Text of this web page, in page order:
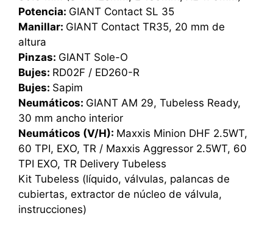
Potencia: GIANT Contact SL 35
Manillar: GIANT Contact TR35, 20 mm de
altura
Pinzas: GIANT Sole-O
Bujes: RD02F / ED260-R
Bujes: Sapim
Neumáticos: GIANT AM 29, Tubeless Ready,
30 mm ancho interior
Neumáticos (V/H): Maxxis Minion DHF 2.5WT,
60 TPI, EXO, TR / Maxxis Aggressor 2.5WT, 60
TPI EXO, TR Delivery Tubeless
Kit Tubeless (líquido, válvulas, palancas de
cubiertas, extractor de núcleo de válvula,
instrucciones)